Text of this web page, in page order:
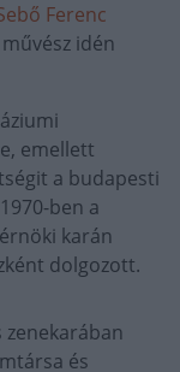
Ferenc
idén
emellett
a budapesti
ben a
karán
dolgozott.
zenekarában
és